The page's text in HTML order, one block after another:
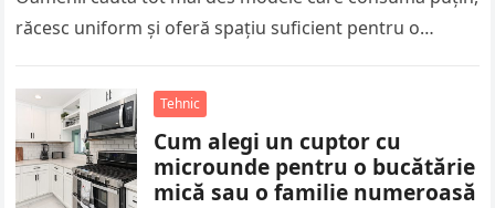
răcesc uniform și oferă spațiu suficient pentru o
Tehnic
Cum alegi un cuptor cu
microunde pentru o bucătărie
mică sau o familie numeroasă